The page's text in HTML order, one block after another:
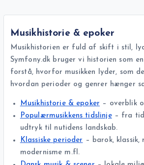
Musikhistorie & epoker
Musikhistorien er fuld af skift i stil,
Symfony.dk bruger vi historien som
forstå, hvorfor musikken lyder, som
hvordan perioder og genrer hænger
Musikhistorie & epoker – overblik
Populærmusikkens tidslinje– fra
udtryk til nutidens landskab.
Klassiske perioder – barok, klassik,
modernisme m.fl.
Dansk musik & scener – lokale